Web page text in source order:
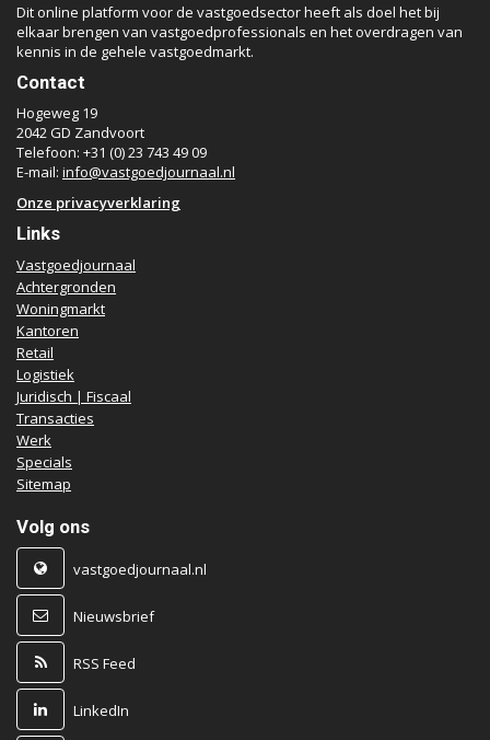
Dit online platform voor de vastgoedsector heeft als doel het bij
elkaar brengen van vastgoedprofessionals en het overdragen van
kennis in de gehele vastgoedmarkt.
Contact
Hogeweg 19
2042 GD Zandvoort
Telefoon: +31 (0) 23 743 49 09
E-mail: info@vastgoedjournaal.nl
Onze privacyverklaring
Links
Vastgoedjournaal
Achtergronden
Woningmarkt
Kantoren
Retail
Logistiek
Juridisch | Fiscaal
Transacties
Werk
Specials
Sitemap
Volg ons
vastgoedjournaal.nl
Nieuwsbrief
RSS Feed
LinkedIn